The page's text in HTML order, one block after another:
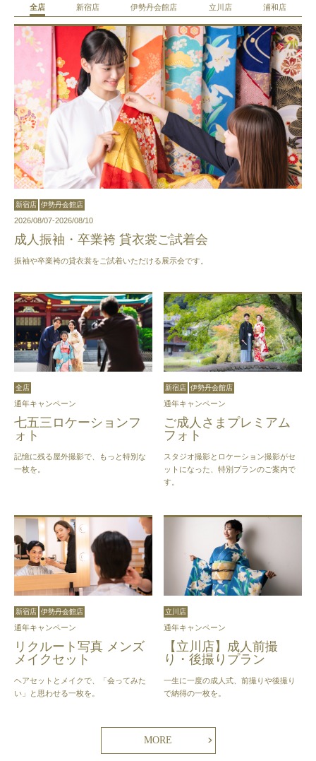
全店 新宿店 伊勢丹会館店 立川店 浦和店
新宿店 伊勢丹会館店
2026/08/07-2026/08/10
成人振袖・卒業袴 貸衣裳ご試着会
振袖や卒業袴の貸衣裳をご試着いただける展示会です。
全店
通年キャンペーン
七五三ロケーションフ
ォト
記憶に残る屋外撮影で、もっと特別な
一枚を。
新宿店 伊勢丹会館店
通年キャンペーン
ご成人さまプレミアム
フォト
スタジオ撮影とロケーション撮影がセ
ットになった、特別プランのご案内で
す。
新宿店 伊勢丹会館店
通年キャンペーン
リクルート写真 メンズ
メイクセット
ヘアセットとメイクで、「会ってみた
い」と思わせる一枚を。
立川店
通年キャンペーン
【立川店】成人前撮
り・後撮りプラン
一生に一度の成人式、前撮りや後撮り
で納得の一枚を。
MORE